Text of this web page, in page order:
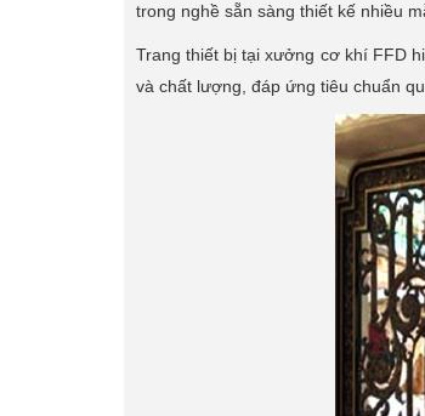
trong nghề sẵn sàng thiết kế nhiều
Trang thiết bị tại xưởng cơ khí FFD
và chất lượng, đáp ứng tiêu chuẩn